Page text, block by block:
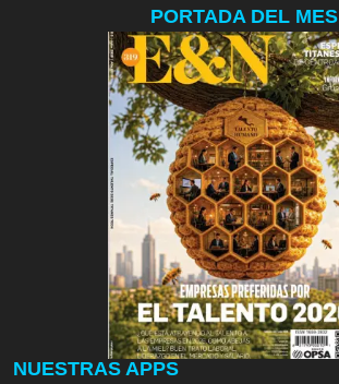
PORTADA DEL MES
NUESTRAS APPS